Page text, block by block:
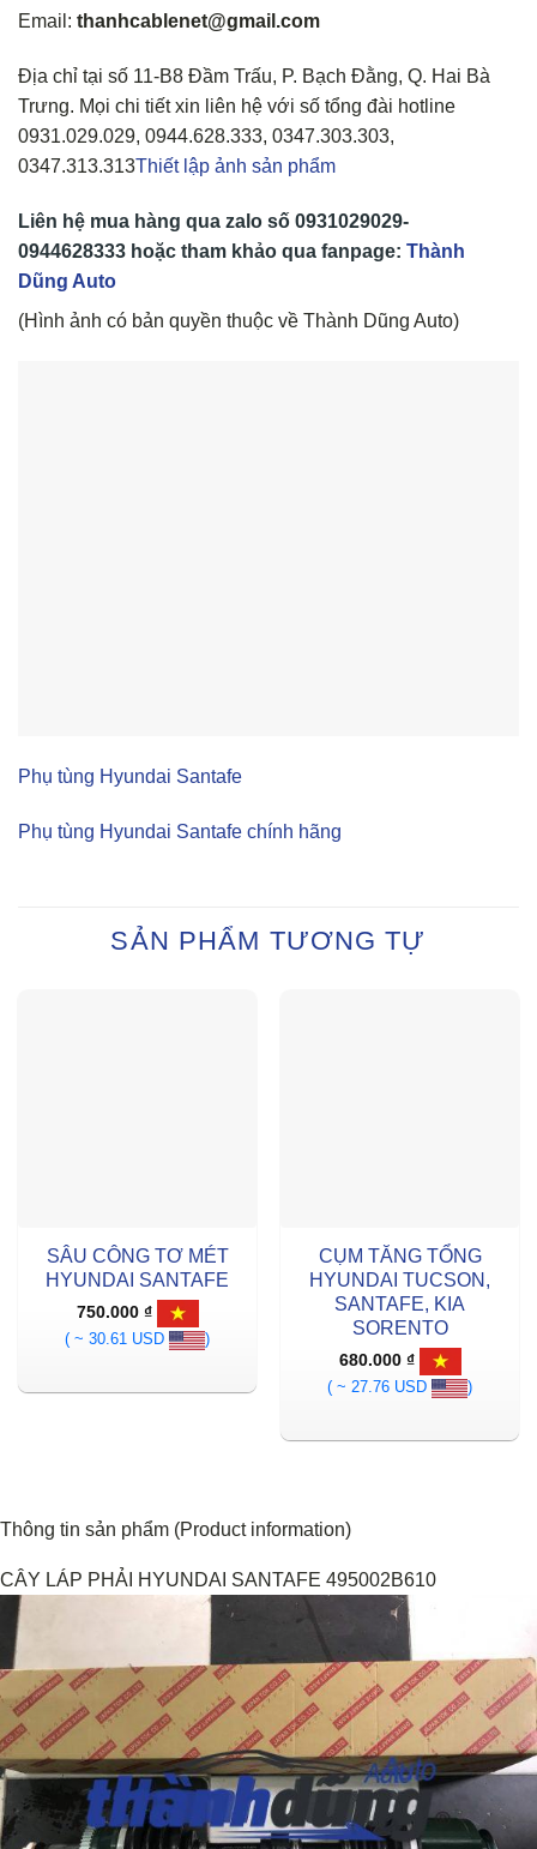
Email: thanhcablenet@gmail.com
Địa chỉ tại số 11-B8 Đầm Trấu, P. Bạch Đằng, Q. Hai Bà
Trưng. Mọi chi tiết xin liên hệ với số tổng đài hotline
0931.029.029, 0944.628.333, 0347.303.303,
0347.313.313Thiết lập ảnh sản phẩm
Liên hệ mua hàng qua zalo số 0931029029-
0944628333 hoặc tham khảo qua fanpage: Thành
Dũng Auto
(Hình ảnh có bản quyền thuộc về Thành Dũng Auto)
Phụ tùng Hyundai Santafe
Phụ tùng Hyundai Santafe chính hãng
SẢN PHẨM TƯƠNG TỰ
SÂU CÔNG TƠ MÉT
HYUNDAI SANTAFE
750.000 ₫
( ~ 30.61 USD
)
CỤM TĂNG TỔNG
HYUNDAI TUCSON,
SANTAFE, KIA
SORENTO
680.000 ₫
( ~ 27.76 USD
)
Thông tin sản phẩm (Product information)
CÂY LÁP PHẢI HYUNDAI SANTAFE 495002B610